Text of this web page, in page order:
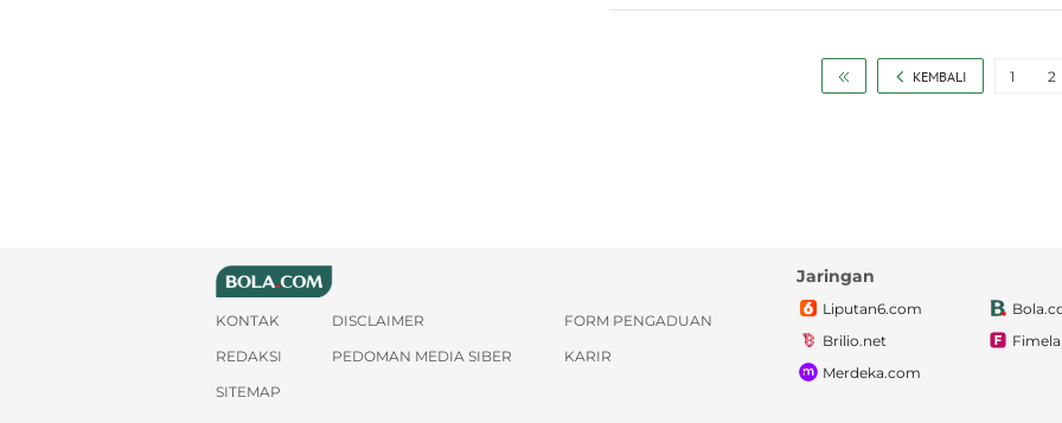
KEMBALI 1 2
KONTAK DISCLAIMER
FORM PENGADUAN
REDAKSI
PEDOMAN MEDIA SIBER
KARIR
SITEMAP
Jaringan
Liputan6.com
Brilio.net
Merdeka.com